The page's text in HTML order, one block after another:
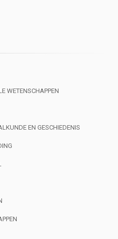
WETENSCHAPPEN
EN GESCHIEDENIS